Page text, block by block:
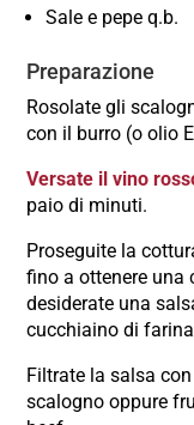
Sale e pepe q.b.
Preparazione
Rosolate gli
con il burro (o olio
Versate il vino
paio di minuti.
Proseguite la
fino a ottenere una
desiderate una
cucchiaino di
Filtrate la salsa
scalogno oppure